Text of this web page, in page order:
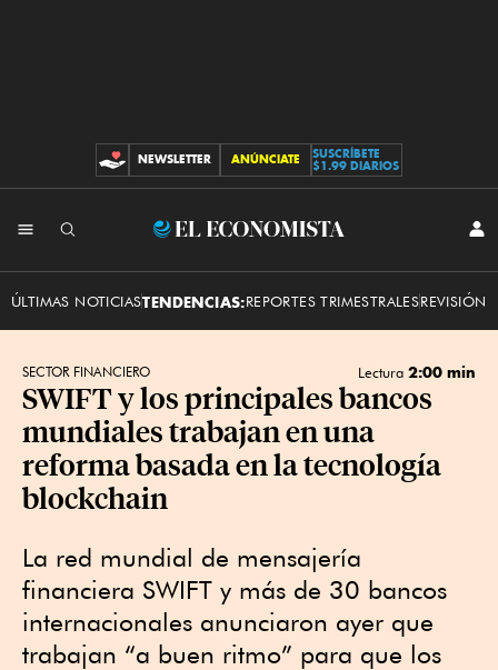
CONTRIBUCIONES
NEWSLETTER ANÚNCIATE
SUSCRÍBETE
$1.99 DIARIOS
El
ÚLTIMAS NOTICIASTENDENCIAS:REPORTES TRIMESTRALESREVISIÓN
SECTOR FINANCIERO Lectura 2:00 min
SWIFT y los principales bancos
mundiales trabajan en una
reforma basada en la tecnología
blockchain
La red mundial de mensajería
financiera SWIFT y más de 30 bancos
internacionales anunciaron ayer que
trabajan “a buen ritmo” para que los